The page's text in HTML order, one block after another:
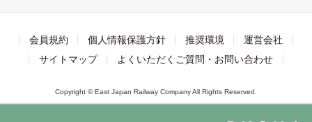
会員規約 個人情報保護方針 推奨環境
運営会社
サイトマップ
よくいただくご質問・お問い合わせ
Copyright © East Japan Railway Company All Rights Reserved.